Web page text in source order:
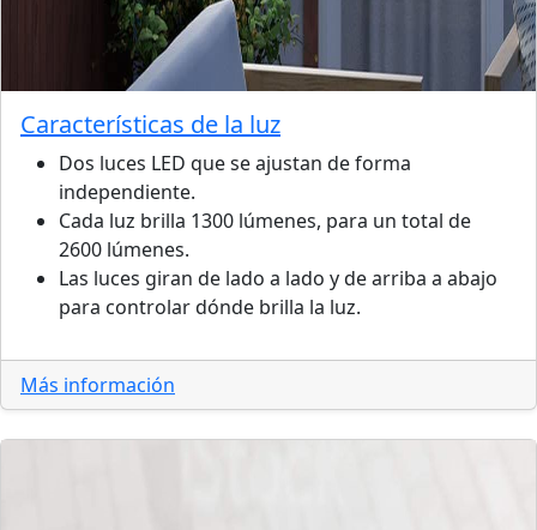
Características de la luz
Dos luces LED que se ajustan de forma
independiente.
Cada luz brilla 1300 lúmenes, para un total de
2600 lúmenes.
Las luces giran de lado a lado y de arriba a abajo
para controlar dónde brilla la luz.
Más información